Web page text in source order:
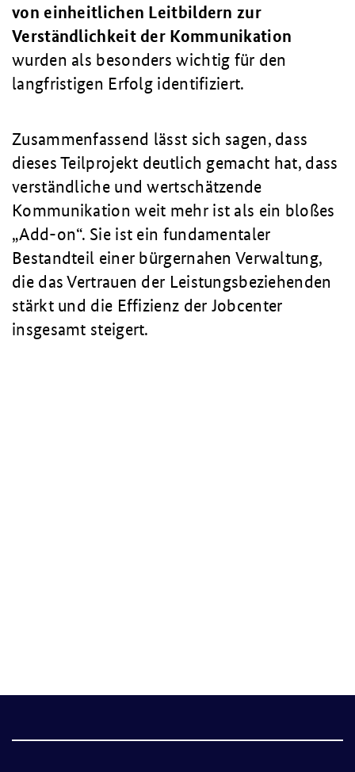
von einheitlichen Leitbildern zur
Verständlichkeit der Kommunikation
wurden als besonders wichtig für den
langfristigen Erfolg identifiziert.
Zusammenfassend lässt sich sagen, dass
dieses Teilprojekt deutlich gemacht hat, dass
verständliche und wertschätzende
Kommunikation weit mehr ist als ein bloßes
„Add-on“. Sie ist ein fundamentaler
Bestandteil einer bürgernahen Verwaltung,
die das Vertrauen der Leistungsbeziehenden
stärkt und die Effizienz der Jobcenter
insgesamt steigert.